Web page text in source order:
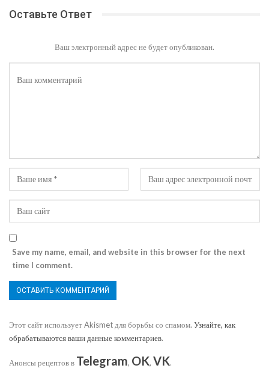
Оставьте Ответ
Ваш электронный адрес не будет опубликован.
Save my name, email, and website in this browser for the next
time I comment.
Этот сайт использует Akismet для борьбы со спамом. Узнайте, как
обрабатываются ваши данные комментариев.
Анонсы рецептов в Telegram, OK, VK.